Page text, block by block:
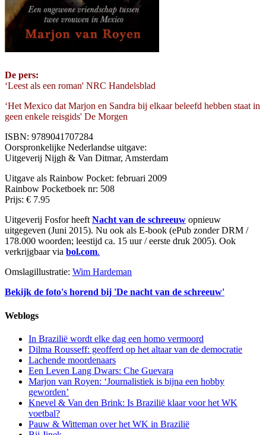
De pers:
‘Leest als een roman' NRC Handelsblad
‘Het Mexico dat Marjon en Sandra bij elkaar beleefd hebben staat in
geen enkele reisgids' De Morgen
ISBN: 9789041707284
Oorspronkelijke Nederlandse uitgave:
Uitgeverij Nijgh & Van Ditmar, Amsterdam
Uitgave als Rainbow Pocket: februari 2009
Rainbow Pocketboek nr: 508
Prijs: € 7.95
Uitgeverij Fosfor heeft Nacht van de schreeuw opnieuw
uitgegeven (Juni 2015). Nu ook als E-book (ePub zonder DRM /
178.000 woorden; leestijd ca. 15 uur / eerste druk 2005). Ook
verkrijgbaar via bol.com.
Omslagillustratie: Wim Hardeman
Bekijk de foto's horend bij 'De nacht van de schreeuw'
Weblogs
In Brazilië wordt elke dag een homo vermoord
Dilma Rousseff: geofferd op het altaar van de democratie
Lachende moordenaars
Een Leven Lang Dwars: Che Guevara
Marjon van Royen: ‘Journalistiek is bijna een hobby
geworden’
Knevel & Van den Brink: Is Brazilië klaar voor het WK
voetbal?
Pauw & Witteman over het WK in Brazilië